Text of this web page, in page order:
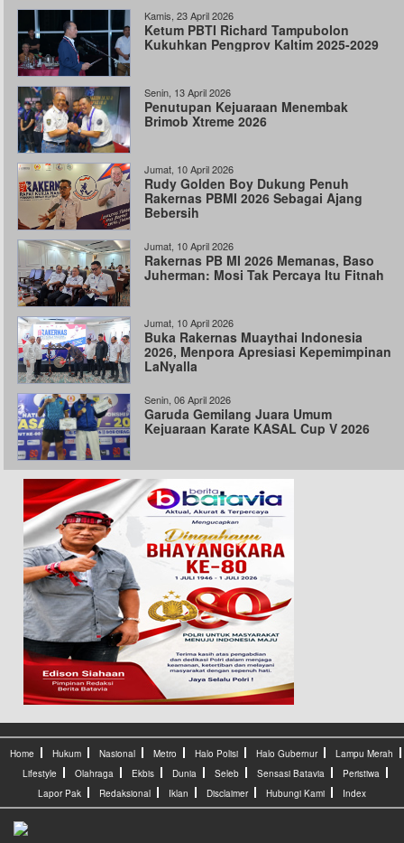
Kamis, 23 April 2026
Ketum PBTI Richard Tampubolon
Kukuhkan Pengprov Kaltim 2025-2029
Senin, 13 April 2026
Penutupan Kejuaraan Menembak
Brimob Xtreme 2026
Jumat, 10 April 2026
Rudy Golden Boy Dukung Penuh
Rakernas PBMI 2026 Sebagai Ajang
Bebersih
Jumat, 10 April 2026
Rakernas PB MI 2026 Memanas, Baso
Juherman: Mosi Tak Percaya Itu Fitnah
Jumat, 10 April 2026
Buka Rakernas Muaythai Indonesia
2026, Menpora Apresiasi Kepemimpinan
LaNyalla
Senin, 06 April 2026
Garuda Gemilang Juara Umum
Kejuaraan Karate KASAL Cup V 2026
Home Hukum Nasional Metro Halo Polisi Halo Gubernur
Lampu Merah
Lifestyle
Olahraga Ekbis Dunia Seleb Sensasi Batavia
Peristiwa
Lapor Pak
Redaksional Iklan Disclaimer Hubungi Kami Index